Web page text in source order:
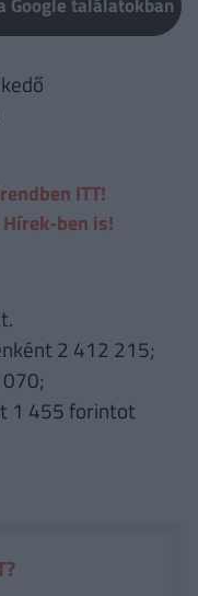
ITT!
ben is!
2 412 215;
1 455 forintot